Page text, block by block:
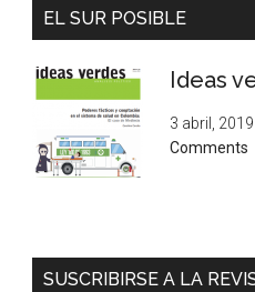
EL SUR POSIBLE
Ideas
3 abril, 2019
Comments
SUSCRIBIRSE A LA